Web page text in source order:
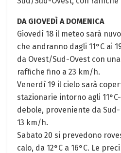
DA GIOVEDÌ A DOMENICA
Giovedì 18 il meteo sarà
che andranno dagli 11°C ai
da Ovest/Sud-Ovest con
raffiche fino a 23 km/h.
Venerdì 19 il cielo sarà
stazionarie intorno agli
debole, proveniente da
13 km/h.
Sabato 20 si prevedono
calo, da 12°C a 16°C. Le